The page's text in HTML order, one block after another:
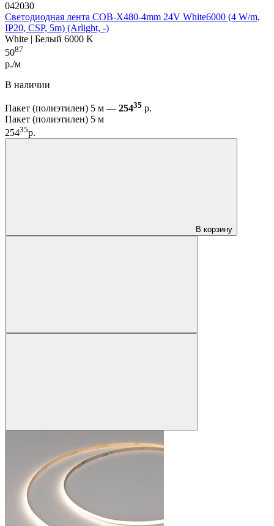
042030
Светодиодная лента COB-X480-4mm 24V White6000 (4 W/m,
IP20, CSP, 5m) (Arlight, -)
White | Белый 6000 K
5087
р./м
В наличии
Пакет (полиэтилен) 5 м — 25435 р.
Пакет (полиэтилен) 5 м
25435р.
В корзину